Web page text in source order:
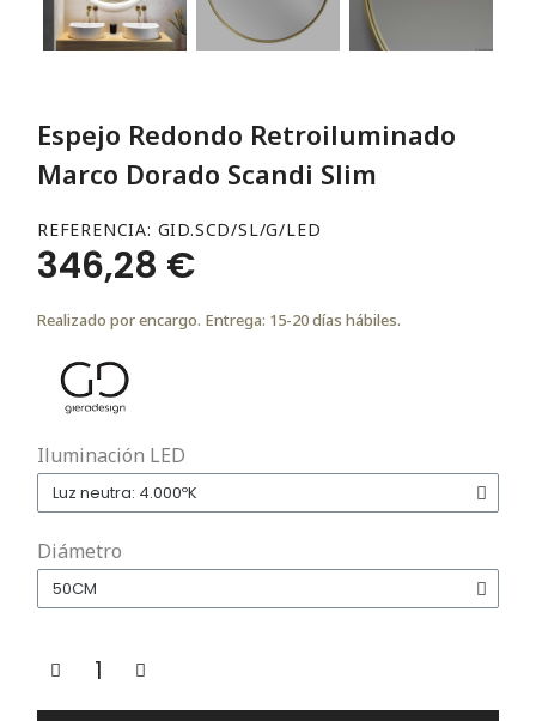
Espejo Redondo Retroiluminado
Marco Dorado Scandi Slim
REFERENCIA GID.SCD/SL/G/LED
346,28 €
Realizado por encargo. Entrega: 15-20 días hábiles.
Iluminación LED
Diámetro